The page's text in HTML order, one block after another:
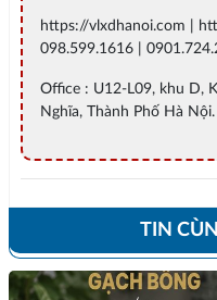
https://vlxdhanoi.com |
098.599.1616 |
Office : U12-L09, khu D,
Nghĩa, Thành Phố Hà Nội.
TIN